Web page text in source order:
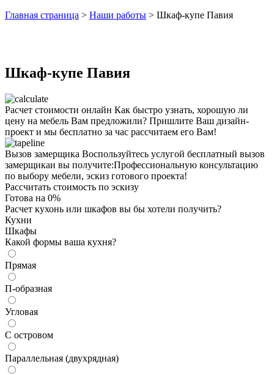
Главная страница > Наши работы > Шкаф-купе Павия
Шкаф-купе Павия
Расчет стоимости онлайн Как быстро узнать, хорошую ли
цену на мебель Вам предложили? Пришлите Ваш дизайн-
проект и мы бесплатно за час рассчитаем его Вам!
Вызов замерщика Воспользуйтесь услугой бесплатный вызов
замерщикаи вы получите:Профессиональную консультацию
по выбору мебели, эскиз готового проекта!
Рассчитать стоимость по эскизу
Готова на 0%
Расчет кухонь или шкафов вы бы хотели получить?
Кухни
Шкафы
Какой формы ваша кухня?
Прямая
П-образная
Угловая
С островом
Параллельная (двухрядная)